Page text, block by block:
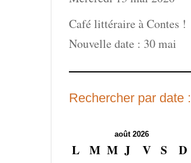
Café littéraire à Contes !
Nouvelle date : 30 mai
Rechercher par date :
août 2026
L M M J V S D